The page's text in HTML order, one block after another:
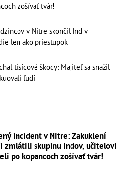
zošívať tvár!
v Nitre skončil Ind v
len ako priestupok
tisícové škody: Majiteľ sa snažil
ľudí
incident v Nitre: Zakuklení
zmlátili skupinu Indov, učiteľovi
po kopancoch zošívať tvár!